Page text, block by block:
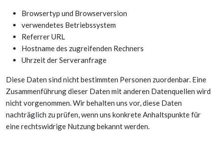
Browsertyp und Browserversion
verwendetes Betriebssystem
Referrer URL
Hostname des zugreifenden Rechners
Uhrzeit der Serveranfrage
Diese Daten sind nicht bestimmten Personen zuordenbar. Eine
Zusammenführung dieser Daten mit anderen Datenquellen wird
nicht vorgenommen. Wir behalten uns vor, diese Daten
nachträglich zu prüfen, wenn uns konkrete Anhaltspunkte für
eine rechtswidrige Nutzung bekannt werden.